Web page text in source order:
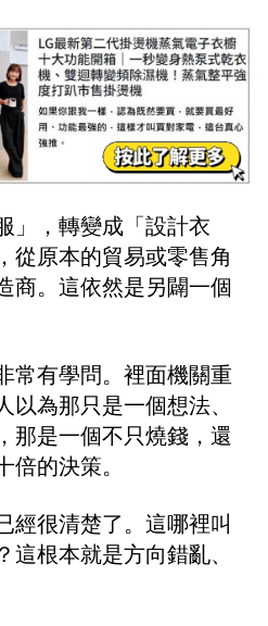
」，轉變成「設計衣
從原本的貿易或零售角
商。這依然是另闢一個
常有學問。裡面機關重
為那只是一個想法、
那是一個不只燒錢，還
的決策。
經很清楚了。這哪裡叫
根本就是方向錯亂、